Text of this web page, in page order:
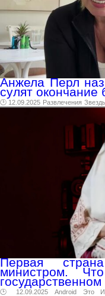
Анжела Перл
сулят окончание
🕑 12.09.2025 Развлечения
Первая
министром.
государственном
🕑 12.09.2025 Android Это